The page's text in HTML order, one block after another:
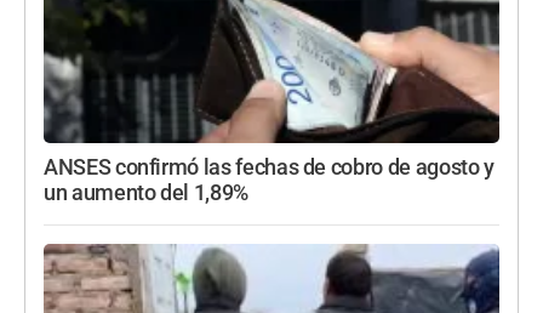
ANSES confirmó las fechas de cobro de agosto y
un aumento del 1,89%